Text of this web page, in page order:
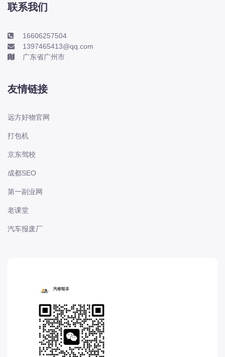
比亚迪-海外版
比速
C
传祺
昌河
长安
长安-凯程
长安-欧尚
D
东南
东风富康
东风小康
东风景逸
东风纳米
联系我们
16606257504
1397465413@qq.com
广东省广州市
友情链接
远方好物官网
打包机
京东驾校
成都SEO
第一副业网
老课堂
汽车报废厂